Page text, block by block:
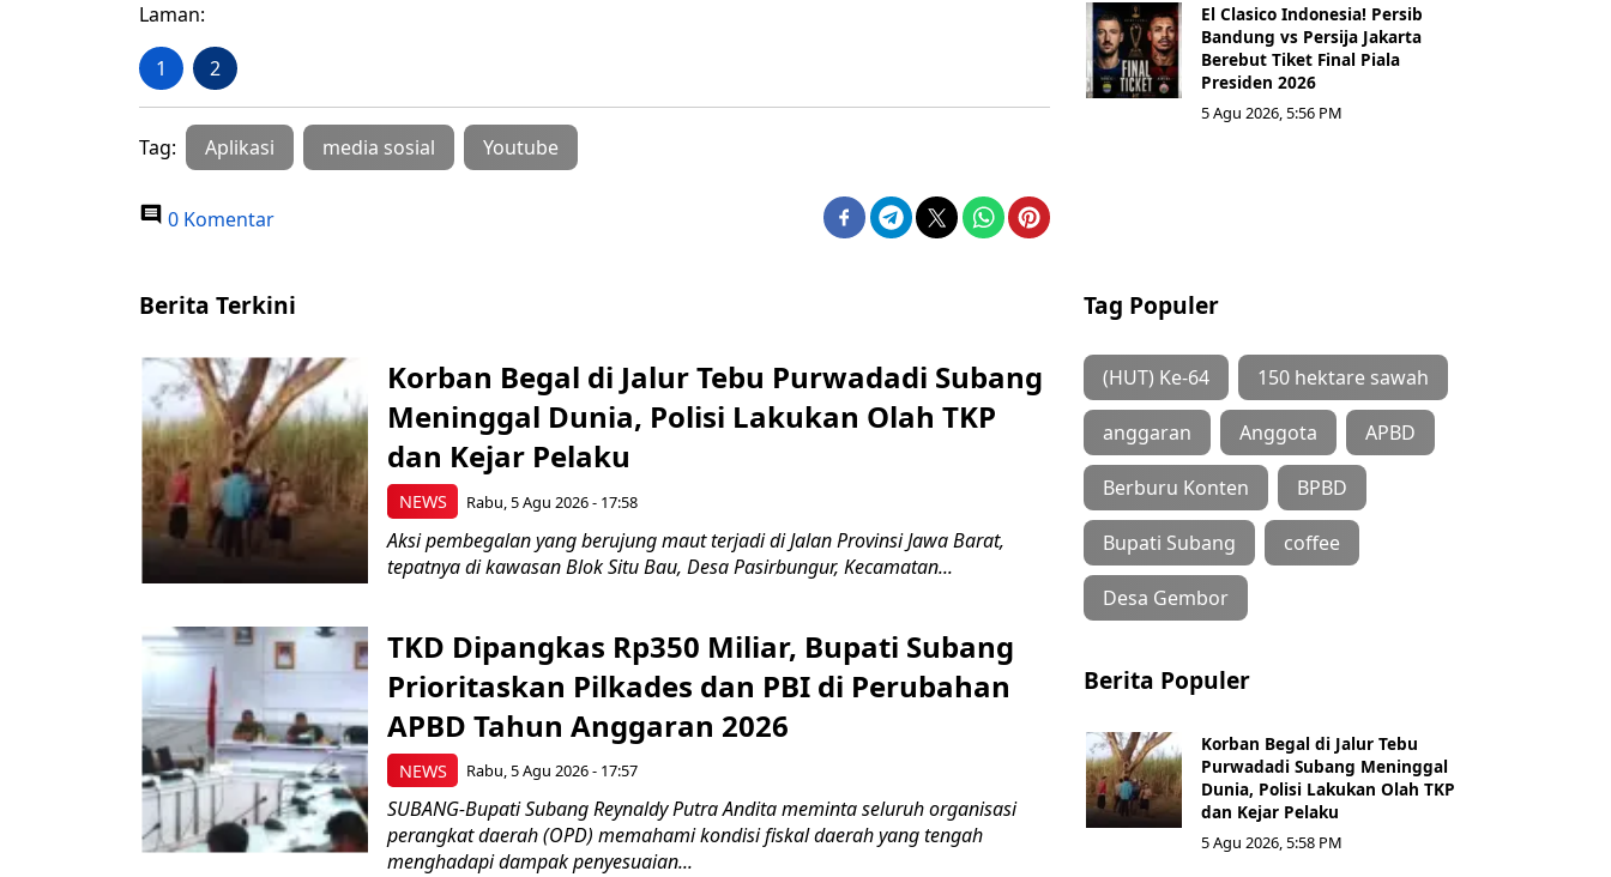
Laman:
1 2
Tag: Aplikasi media sosial Youtube
0 Komentar
El Clasico Indonesia! Persib
Bandung vs Persija Jakarta
Berebut Tiket Final Piala
Presiden 2026
5 Agu 2026, 5:56 PM
Berita Terkini
NEWS
Korban Begal di Jalur Tebu Purwadadi Subang
Meninggal Dunia, Polisi Lakukan Olah TKP
dan Kejar Pelaku
Rabu, 5 Agu 2026 - 17:58
Aksi pembegalan yang berujung maut terjadi di Jalan Provinsi Jawa Barat,
tepatnya di kawasan Blok Situ Bau, Desa Pasirbungur, Kecamatan...
NEWS
TKD Dipangkas Rp350 Miliar, Bupati Subang
Prioritaskan Pilkades dan PBI di Perubahan
APBD Tahun Anggaran 2026
Rabu, 5 Agu 2026 - 17:57
SUBANG-Bupati Subang Reynaldy Putra Andita meminta seluruh organisasi
perangkat daerah (OPD) memahami kondisi fiskal daerah yang tengah
menghadapi dampak penyesuaian...
Tag Populer
(HUT) Ke-64 150 hektare sawah
anggaran Anggota APBD
Berburu Konten BPBD
Bupati Subang coffee
Desa Gembor
Berita Populer
Korban Begal di Jalur Tebu
Purwadadi Subang Meninggal
Dunia, Polisi Lakukan Olah TKP
dan Kejar Pelaku
5 Agu 2026, 5:58 PM